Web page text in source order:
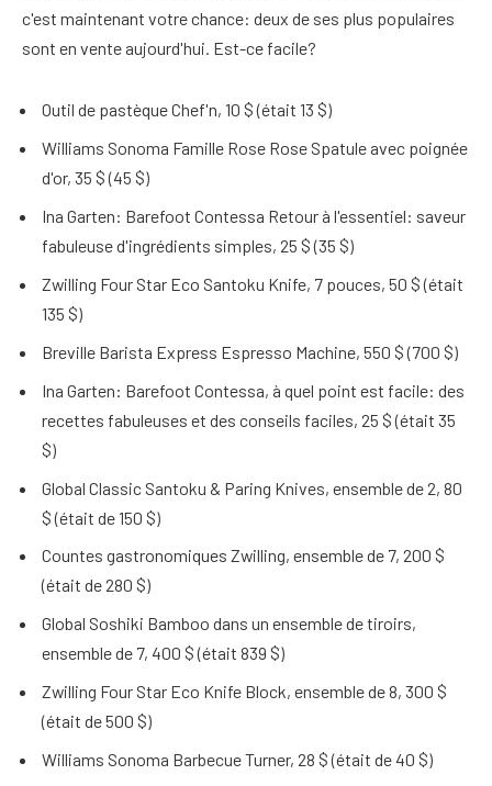
c'est maintenant votre chance: deux de ses plus populaires
sont en vente aujourd'hui. Est-ce facile?
Outil de pastèque Chef'n, 10 $ (était 13 $)
Williams Sonoma Famille Rose Rose Spatule avec poignée
d'or, 35 $ (45 $)
Ina Garten: Barefoot Contessa Retour à l'essentiel: saveur
fabuleuse d'ingrédients simples, 25 $ (35 $)
Zwilling Four Star Eco Santoku Knife, 7 pouces, 50 $ (était
135 $)
Breville Barista Express Espresso Machine, 550 $ (700 $)
Ina Garten: Barefoot Contessa, à quel point est facile: des
recettes fabuleuses et des conseils faciles, 25 $ (était 35
$)
Global Classic Santoku & Paring Knives, ensemble de 2, 80
$ (était de 150 $)
Countes gastronomiques Zwilling, ensemble de 7, 200 $
(était de 280 $)
Global Soshiki Bamboo dans un ensemble de tiroirs,
ensemble de 7, 400 $ (était 839 $)
Zwilling Four Star Eco Knife Block, ensemble de 8, 300 $
(était de 500 $)
Williams Sonoma Barbecue Turner, 28 $ (était de 40 $)